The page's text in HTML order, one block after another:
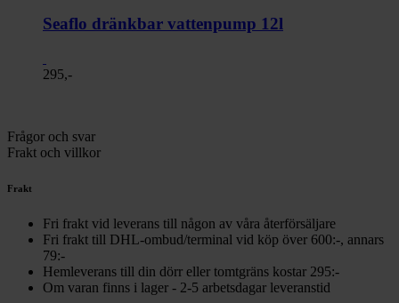
Seaflo dränkbar vattenpump 12l
295,-
Frågor och svar
Frakt och villkor
Frakt
Fri frakt vid leverans till någon av våra återförsäljare
Fri frakt till DHL-ombud/terminal vid köp över 600:-, annars
79:-
Hemleverans till din dörr eller tomtgräns kostar 295:-
Om varan finns i lager - 2-5 arbetsdagar leveranstid